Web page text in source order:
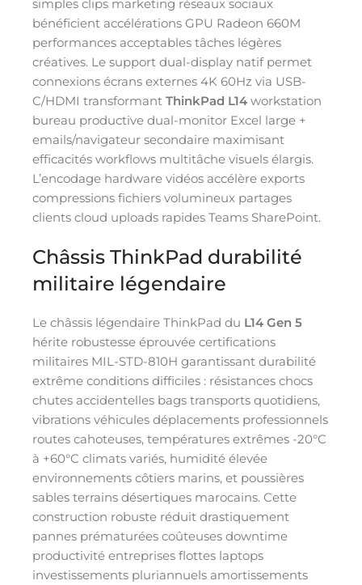
simples clips marketing réseaux sociaux
bénéficient accélérations GPU Radeon 660M
performances acceptables tâches légères
créatives. Le support dual-display natif permet
connexions écrans externes 4K 60Hz via USB-
C/HDMI transformant ThinkPad L14 workstation
bureau productive dual-monitor Excel large +
emails/navigateur secondaire maximisant
efficacités workflows multitâche visuels élargis.
L’encodage hardware vidéos accélère exports
compressions fichiers volumineux partages
clients cloud uploads rapides Teams SharePoint.
Châssis ThinkPad durabilité
militaire légendaire
Le châssis légendaire ThinkPad du L14 Gen 5
hérite robustesse éprouvée certifications
militaires MIL-STD-810H garantissant durabilité
extrême conditions difficiles : résistances chocs
chutes accidentelles bags transports quotidiens,
vibrations véhicules déplacements professionnels
routes cahoteuses, températures extrêmes -20°C
à +60°C climats variés, humidité élevée
environnements côtiers marins, et poussières
sables terrains désertiques marocains. Cette
construction robuste réduit drastiquement
pannes prématurées coûteuses downtime
productivité entreprises flottes laptops
investissements pluriannuels amortissements